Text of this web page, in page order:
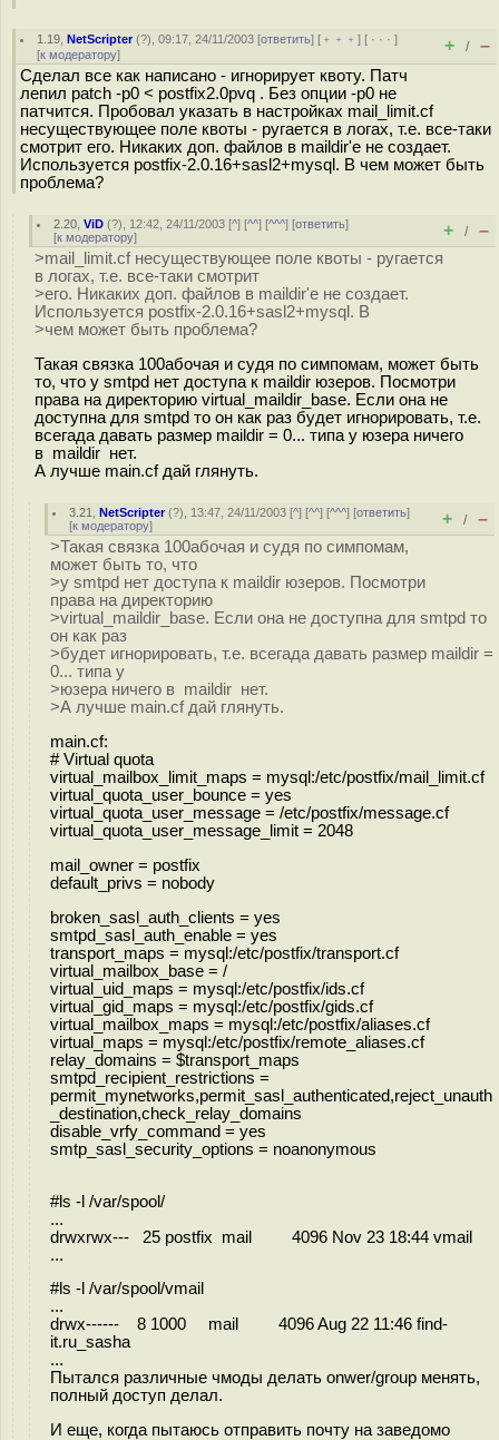
1.19 ,NetScripter(?), 09:17, 24/11/2003 [ответить] [ ﹢﹢﹢] [ · · ·]
[к модератору] + / –
Сделал все как написано - игнорирует квоту. Патч
лепил patch -p0 < postfix2.0pvq . Без опции -p0 не
патчится. Пробовал указать в настройках mail_limit.cf
несуществующее поле квоты - ругается в логах, т.е. все-таки
смотрит его. Никаких доп. файлов в maildir'e не создает.
Используется postfix-2.0.16+sasl2+mysql. В чем может быть
проблема?
2.20 ,ViD (?), 12:42, 24/11/2003 [^] [^^] [^^^] [ответить]
[к модератору] + / –
>mail_limit.cf несуществующее поле квоты - ругается
в логах, т.е. все-таки смотрит
>его. Никаких доп. файлов в maildir'e не создает.
Используется postfix-2.0.16+sasl2+mysql. В
>чем может быть проблема?
Такая связка 100абочая и судя по симпомам, может быть
то, что у smtpd нет доступа к maildir юзеров. Посмотри
права на директорию virtual_maildir_base. Если она не
доступна для smtpd то он как раз будет игнорировать, т.е.
всегада давать размер maildir = 0... типа у юзера ничего
в maildir нет.
А лучше main.cf дай глянуть.
3.21 ,NetScripter(?), 13:47, 24/11/2003 [^] [^^] [^^^] [ответить]
[к модератору] + / –
>Такая связка 100абочая и судя по симпомам,
может быть то, что
>у smtpd нет доступа к maildir юзеров. Посмотри
права на директорию
>virtual_maildir_base. Если она не доступна для smtpd то
он как раз
>будет игнорировать, т.е. всегада давать размер maildir =
0... типа у
>юзера ничего в maildir нет.
>А лучше main.cf дай глянуть.
main.cf:
# Virtual quota
virtual_mailbox_limit_maps = mysql:/etc/postfix/mail_limit.cf
virtual_quota_user_bounce = yes
virtual_quota_user_message = /etc/postfix/message.cf
virtual_quota_user_message_limit = 2048
mail_owner = postfix
default_privs = nobody
broken_sasl_auth_clients = yes
smtpd_sasl_auth_enable = yes
transport_maps = mysql:/etc/postfix/transport.cf
virtual_mailbox_base = /
virtual_uid_maps = mysql:/etc/postfix/ids.cf
virtual_gid_maps = mysql:/etc/postfix/gids.cf
virtual_mailbox_maps = mysql:/etc/postfix/aliases.cf
virtual_maps = mysql:/etc/postfix/remote_aliases.cf
relay_domains = $transport_maps
smtpd_recipient_restrictions =
permit_mynetworks,permit_sasl_authenticated,reject_unauth
_destination,check_relay_domains
disable_vrfy_command = yes
smtp_sasl_security_options = noanonymous
#ls -l /var/spool/
...
drwxrwx--- 25 postfix mail 4096 Nov 23 18:44 vmail
...
#ls -l /var/spool/vmail
...
drwx------ 8 1000 mail 4096 Aug 22 11:46 find-
it.ru_sasha
...
Пытался различные чмоды делать onwer/group менять,
полный доступ делал.
И еще, когда пытаюсь отправить почту на заведомо